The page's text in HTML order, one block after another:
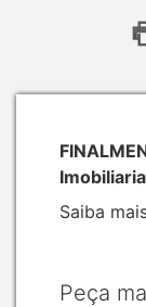
Saiba
Peça